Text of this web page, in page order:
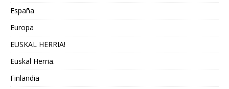
España
Europa
EUSKAL HERRIA!
Euskal Herria.
Finlandia